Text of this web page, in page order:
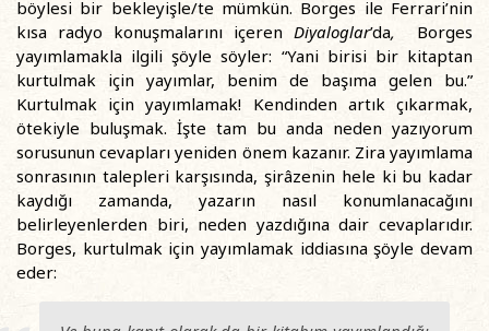
böylesi bir bekleyişle/te mümkün. Borges ile Ferrari’nin
kısa radyo konuşmalarını içeren Diyaloglar’da, Borges
yayımlamakla ilgili şöyle söyler: “Yani birisi bir kitaptan
kurtulmak için yayımlar, benim de başıma gelen bu.”
Kurtulmak için yayımlamak! Kendinden artık çıkarmak,
ötekiyle buluşmak. İşte tam bu anda neden yazıyorum
sorusunun cevapları yeniden önem kazanır. Zira yayımlama
sonrasının talepleri karşısında, şirâzenin hele ki bu kadar
kaydığı zamanda, yazarın nasıl konumlanacağını
belirleyenlerden biri, neden yazdığına dair cevaplarıdır.
Borges, kurtulmak için yayımlamak iddiasına şöyle devam
eder: